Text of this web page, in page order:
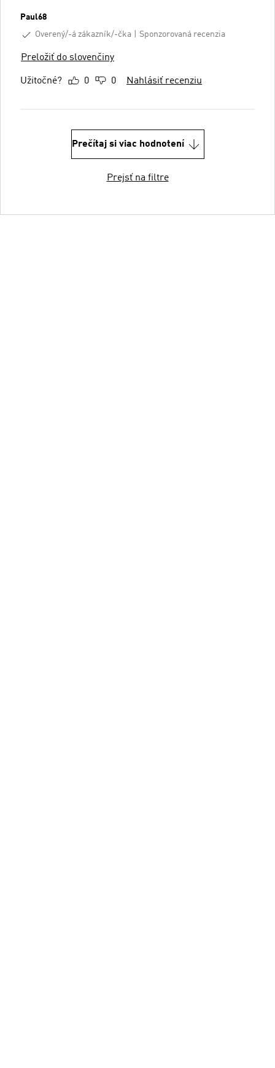
Paul68
Overený/-á zákazník/-čka
Sponzorovaná recenzia
Preložiť do slovenčiny
Užitočné? 0 0 Nahlásiť recenziu
Prečítaj si viac hodnotení
Prejsť na filtre